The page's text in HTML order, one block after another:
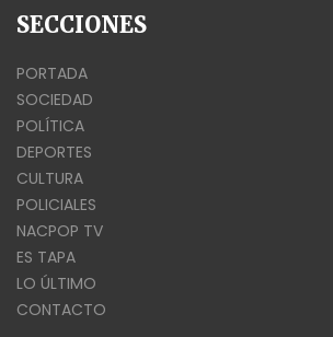
SECCIONES
PORTADA
SOCIEDAD
POLÍTICA
DEPORTES
CULTURA
POLICIALES
NACPOP TV
ES TAPA
LO ÚLTIMO
CONTACTO